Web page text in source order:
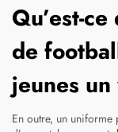
Qu’est-
de
jeunes
En outre, un uniforme